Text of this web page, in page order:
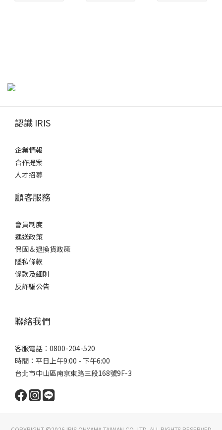
認識 IRIS
企業情報
合作提案
人才招募
顧客服務
會員制度
運送政策
保固＆退換貨政策
隱私條款
條款及細則
反詐騙公告
聯絡我們
客服電話：0800-204-520
時間：平日上午9:00 - 下午6:00
台北市中山區南京東路三段168號9F-3